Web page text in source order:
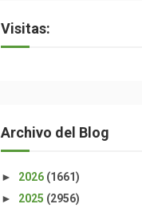
Visitas:
Archivo del Blog
► 2026 (1661)
► 2025 (2956)